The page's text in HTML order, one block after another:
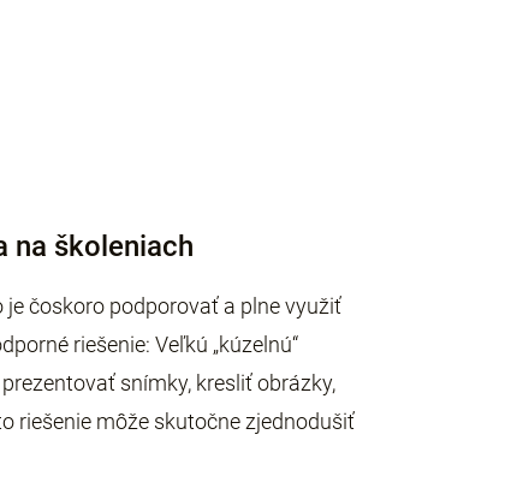
na školeniach
čoskoro podporovať a plne využiť
riešenie: Veľkú „kúzelnú“
snímky, kresliť obrázky,
riešenie môže skutočne zjednodušiť